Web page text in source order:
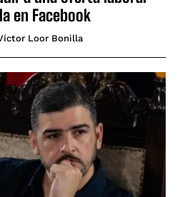
en Facebook
Loor Bonilla